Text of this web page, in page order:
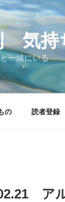
気持
一緒にいる
の 読者登録
ア